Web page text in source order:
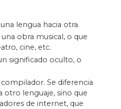
lengua hacia otra.
obra musical, o que
cine, etc.
significado oculto, o
Se diferencia
otro lenguaje, sino que
de internet, que